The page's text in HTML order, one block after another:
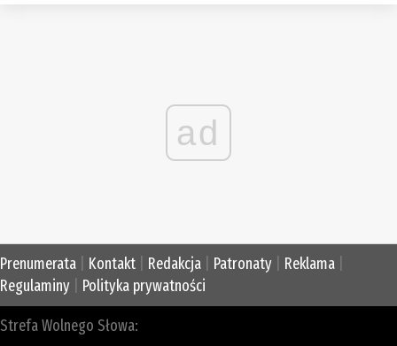
ad
Prenumerata Kontakt Redakcja Patronaty Reklama
Regulaminy
Polityka prywatności
Strefa Wolnego Słowa: